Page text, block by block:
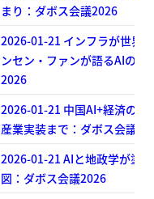
まり：ダボス会議2026
2026-01-21 インフラが世界
ンセン・ファンが語るAIの全
2026
2026-01-21 中国AI+経済の全
産業実装まで：ダボス会議
2026-01-21 AIと地政学が塗
図：ダボス会議2026